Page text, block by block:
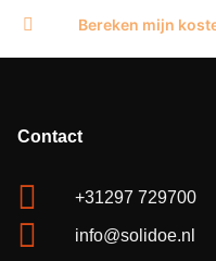
Bereken mijn
Contact
+31297 729700
info@solidoe.nl